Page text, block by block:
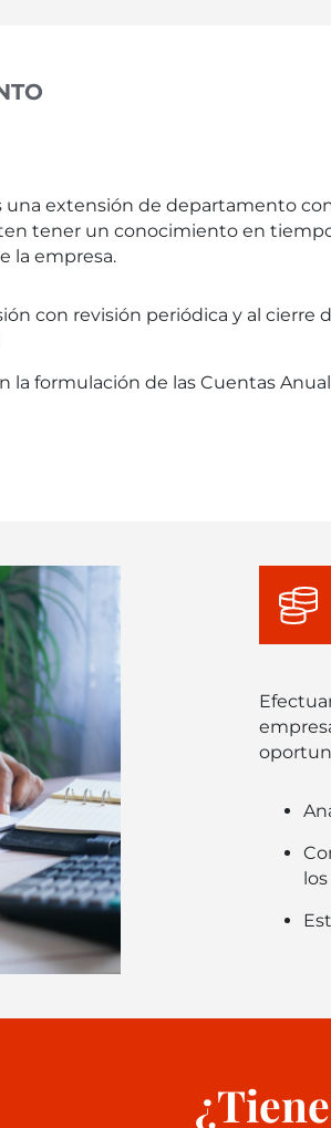
una extensión de departamento
tener un conocimiento en
la empresa.
con revisión periódica y al cierre
la formulación de las Cuentas